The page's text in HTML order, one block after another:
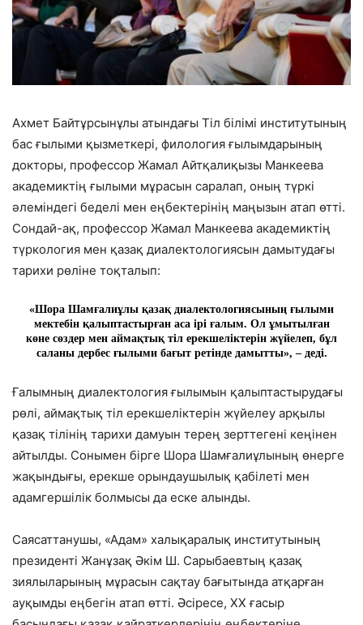
Ахмет Байтұрсынұлы атындағы Тіл білімі институтының
бас ғылыми қызметкері, филология ғылымдарының
докторы, профессор Жамал Айтқалиқызы Манкеева
академиктің ғылыми мұрасын саралап, оның түркі
әлеміндегі беделі мен еңбектерінің маңызын атап өтті.
Сондай-ақ, профессор Жамал Манкеева академиктің
түркология мен қазақ диалектологиясын дамытудағы
тарихи рөліне тоқталып:
«Шора Шамғалиұлы қазақ диалектологиясының ғылыми
мектебін қалыптастырған аса ірі ғалым. Ол ұмытылған
көне сөздер мен аймақтық тіл ерекшеліктерін жүйелеп, бұл
саланы дербес ғылыми бағыт ретінде дамытты», – деді.
Ғалымның диалектология ғылымын қалыптастырудағы
рөлі, аймақтық тіл ерекшеліктерін жүйелеу арқылы
қазақ тілінің тарихи дамуын терең зерттегені кеңінен
айтылды. Сонымен бірге Шора Шамғалиұлының өнерге
жақындығы, ерекше орындаушылық қабілеті мен
адамгершілік болмысы да еске алынды.
Саясаттанушы, «Адам» халықаралық институтының
президенті Жанұзақ Әкім Ш. Сарыбаевтың қазақ
зиялыларының мұрасын сақтау бағытында атқарған
ауқымды еңбегін атап өтті. Әсіресе, ХХ ғасыр